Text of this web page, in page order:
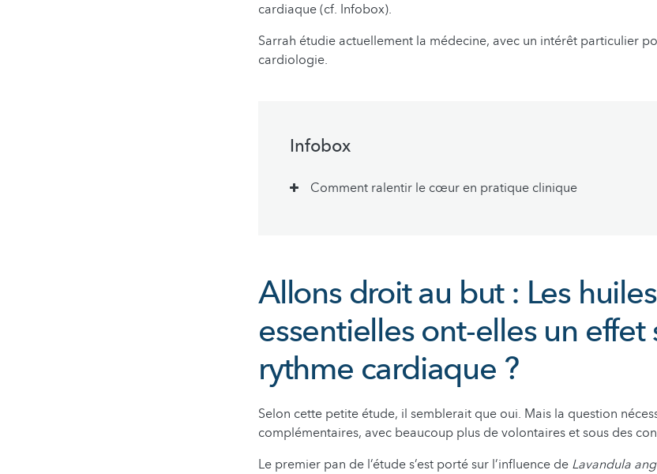
cardiaque (cf. Infobox).
Sarrah étudie actuellement la médecine, avec un intérêt particulier
cardiologie.
Infobox
Comment ralentir le cœur en pratique clinique
Allons droit au but : Les huiles
essentielles ont-elles un effet
rythme cardiaque ?
Selon cette petite étude, il semblerait que oui. Mais la question
complémentaires, avec beaucoup plus de volontaires et sous des
Le premier pan de l’étude s’est porté sur l’influence de Lavandula